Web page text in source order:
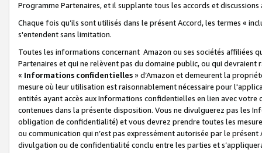
Programme Partenaires, et il supplante tous les accords et discussions
Chaque fois qu’ils sont utilisés dans le présent Accord, les termes «
s'entendent sans limitation.
Toutes les informations concernant Amazon ou ses sociétés affiliées
Partenaires et qui ne relèvent pas du domaine public, ou qui
« Informations confidentielles» d’Amazon et demeurent la
mesure où leur utilisation est raisonnablement nécessaire pour
entités ayant accès aux Informations confidentielles en lien avec
contenues dans la présente disposition. Vous ne divulguerez pas les
obligation de confidentialité) et vous devrez prendre toutes les
ou communication qui n’est pas expressément autorisée par le
divulgation ou de confidentialité conclu entre les parties et